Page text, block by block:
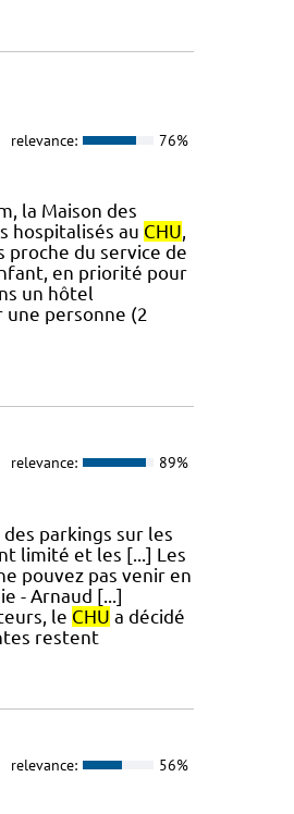
relevance: 76%
la Maison des
hospitalisés au CHU,
proche du service de
en priorité pour
un hôtel
une personne (2
relevance: 89%
parkings sur les
limité et les [...] Les
pouvez pas venir en
- Arnaud [...]
le CHU a décidé
restent
relevance: 56%